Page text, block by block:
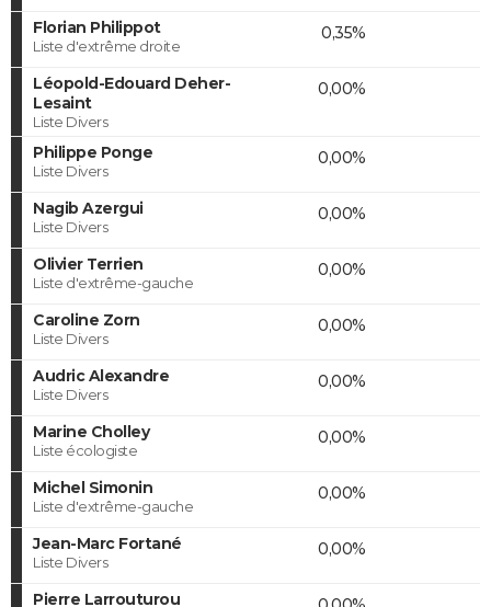
Florian Philippot
Liste d'extrême droite
0,35%
Léopold-Edouard Deher-
Lesaint
Liste Divers
0,00%
Philippe Ponge
Liste Divers
0,00%
Nagib Azergui
Liste Divers
0,00%
Olivier Terrien
Liste d'extrême-gauche
0,00%
Caroline Zorn
Liste Divers
0,00%
Audric Alexandre
Liste Divers
0,00%
Marine Cholley
Liste écologiste
0,00%
Michel Simonin
Liste d'extrême-gauche
0,00%
Jean-Marc Fortané
Liste Divers
0,00%
Pierre Larrouturou